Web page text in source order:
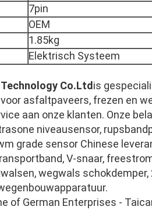
7pin
OEM
1.85kg
Elektrisch Systeem
Co.Ltdis
asfaltpaveers, frezen en
aan onze klanten. Onze
niveausensor,
grade sensor Chinese
V-snaar,
wegwals
of German Enterprises -